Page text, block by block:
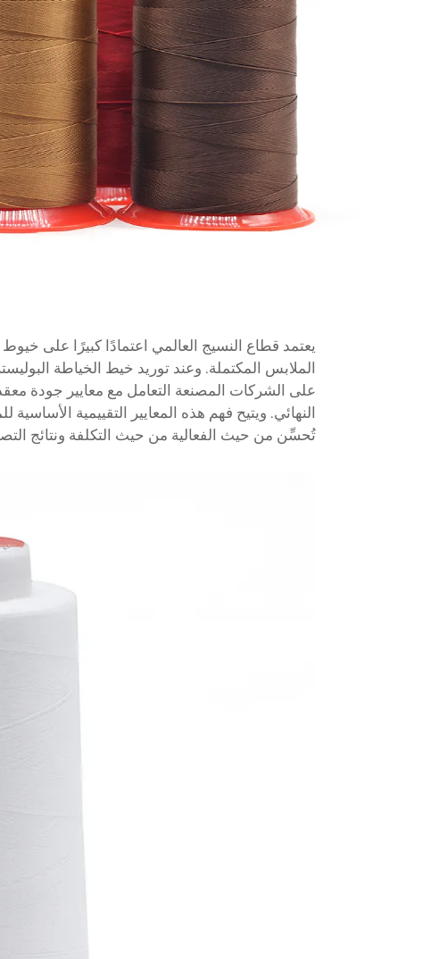
يعتمد قطاع النسيج العالمي اعتمادًا كبيرًا على
الملابس المكتملة. وعند توريد خيط الخياطة
على الشركات المصنعة التعامل مع معايير جودة
النهائي. ويتيح فهم هذه المعايير التقييمية
تُحسِّن من حيث الفعالية من حيث التكلفة ونتائج